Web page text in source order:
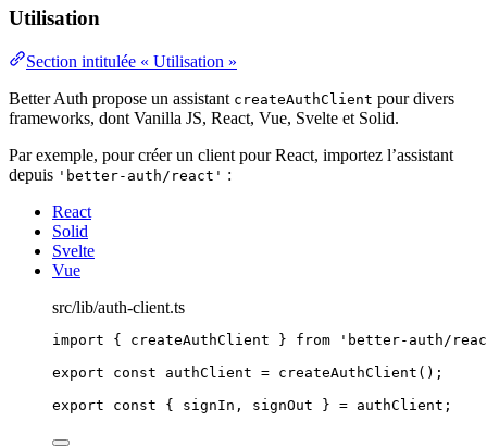
Utilisation
Section intitulée « Utilisation »
Better Auth propose un assistant createAuthClient pour divers
frameworks, dont Vanilla JS, React, Vue, Svelte et Solid.
Par exemple, pour créer un client pour React, importez l’assistant
depuis 'better-auth/react' :
React
Solid
Svelte
Vue
src/lib/auth-client.ts
import { createAuthClient } from ' better-auth/
export const authClient = createAuthClient ();
export const { signIn , signOut } = authClient;